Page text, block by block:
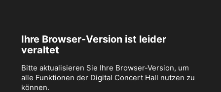
Ihre Browser-Version ist leider
veraltet
Bitte aktualisieren Sie Ihre Browser-Version, um
alle Funktionen der Digital Concert Hall nutzen zu
können.